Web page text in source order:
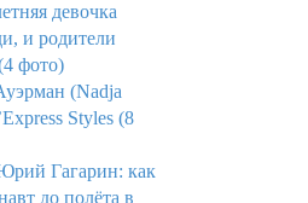
девочка
и родители
фото)
(Nadja
Styles (8
Гагарин: как
до полёта в